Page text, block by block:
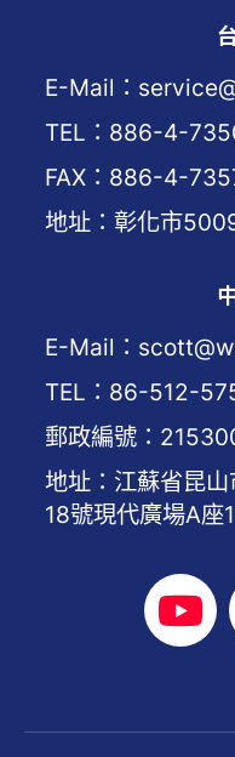
E-Mail：
TEL：886-4-
FAX：886-4-
地址：彰化市
E-Mail：
TEL：86-512-
郵政編號：
地址：江蘇省昆
18號現代廣場A座